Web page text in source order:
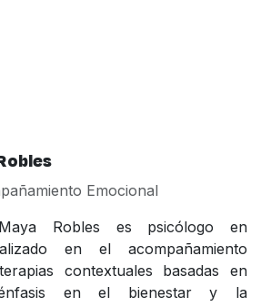
Emocional
Robles es psicólogo en
en el acompañamiento
contextuales basadas en
en el bienestar y la